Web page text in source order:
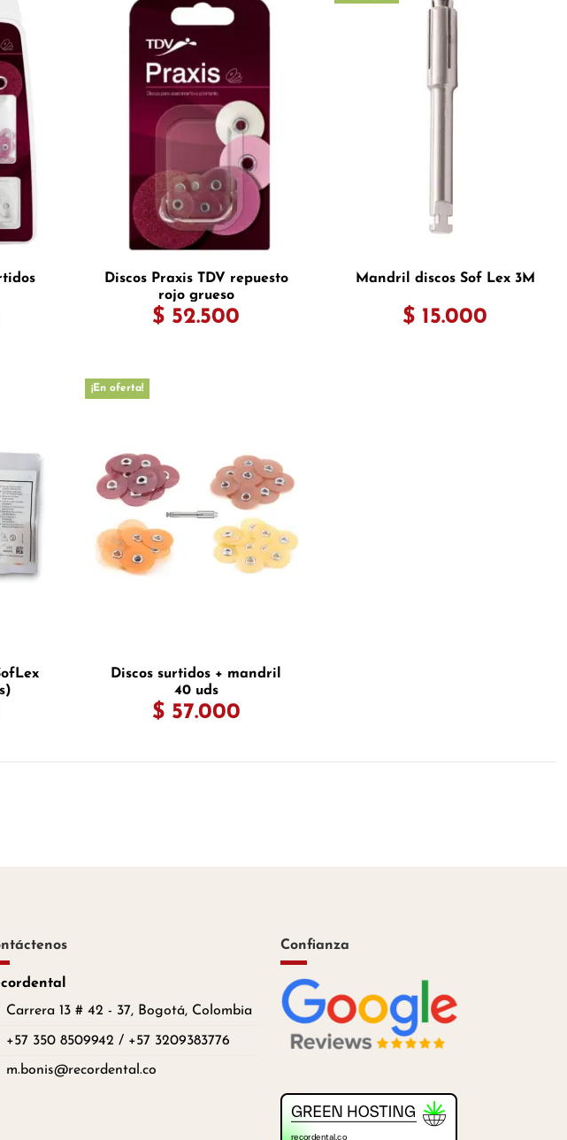
Discos Praxis TDV repuesto
rojo grueso
$ 52.500
Mandril discos Sof Lex 3M
$ 15.000
¡En oferta!
Discos surtidos + mandril
40 uds
$ 57.000
Carrera 13 # 42 - 37, Bogotá, Colombia
+57 350 8509942 / +57 3209383776
m.bonis@recordental.co
Confianza